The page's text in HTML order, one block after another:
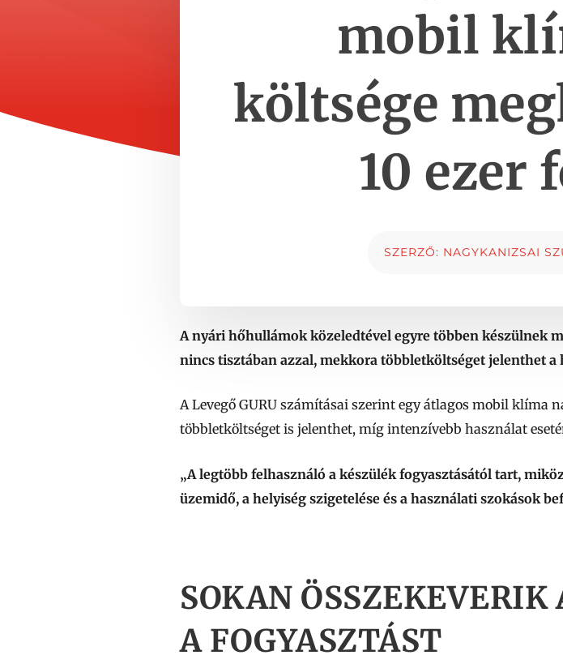
mobil
költsége
10 ezer
SZERZŐ: NAGYKANIZSAI
A nyári hőhullámok közeledtével egyre többen készülnek
nincs tisztában azzal, mekkora többletköltséget jelenthet a
A Levegő GURU számításai szerint egy átlagos mobil klíma
többletköltséget is jelenthet, míg intenzívebb használat
„A legtöbb felhasználó a készülék fogyasztásától tart,
üzemidő, a helyiség szigetelése és a használati szokások
SOKAN
A FOGYASZTÁST